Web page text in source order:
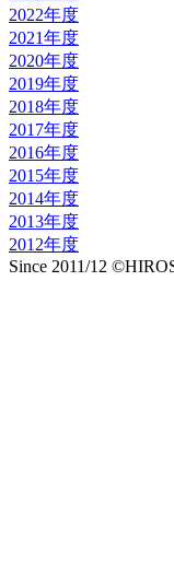
2022年度
2021年度
2020年度
2019年度
2018年度
2017年度
2016年度
2015年度
2014年度
2013年度
2012年度
Since 2011/12